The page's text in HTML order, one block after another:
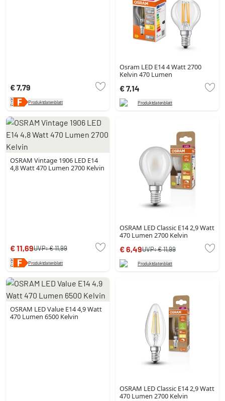
€ 7,79
Produktdatenblatt
Osram LED E14 4 Watt 2700
Kelvin 470 Lumen
€ 7,14
Produktdatenblatt
OSRAM Vintage 1906 LED E14
4,8 Watt 470 Lumen 2700 Kelvin
€ 11,69UVP:€ 11,99
Produktdatenblatt
OSRAM LED Classic E14 2,9 Watt
470 Lumen 2700 Kelvin
€ 6,49UVP:€ 11,99
Produktdatenblatt
OSRAM LED Value E14 4,9 Watt
470 Lumen 6500 Kelvin
OSRAM LED Classic E14 2,9 Watt
470 Lumen 2700 Kelvin